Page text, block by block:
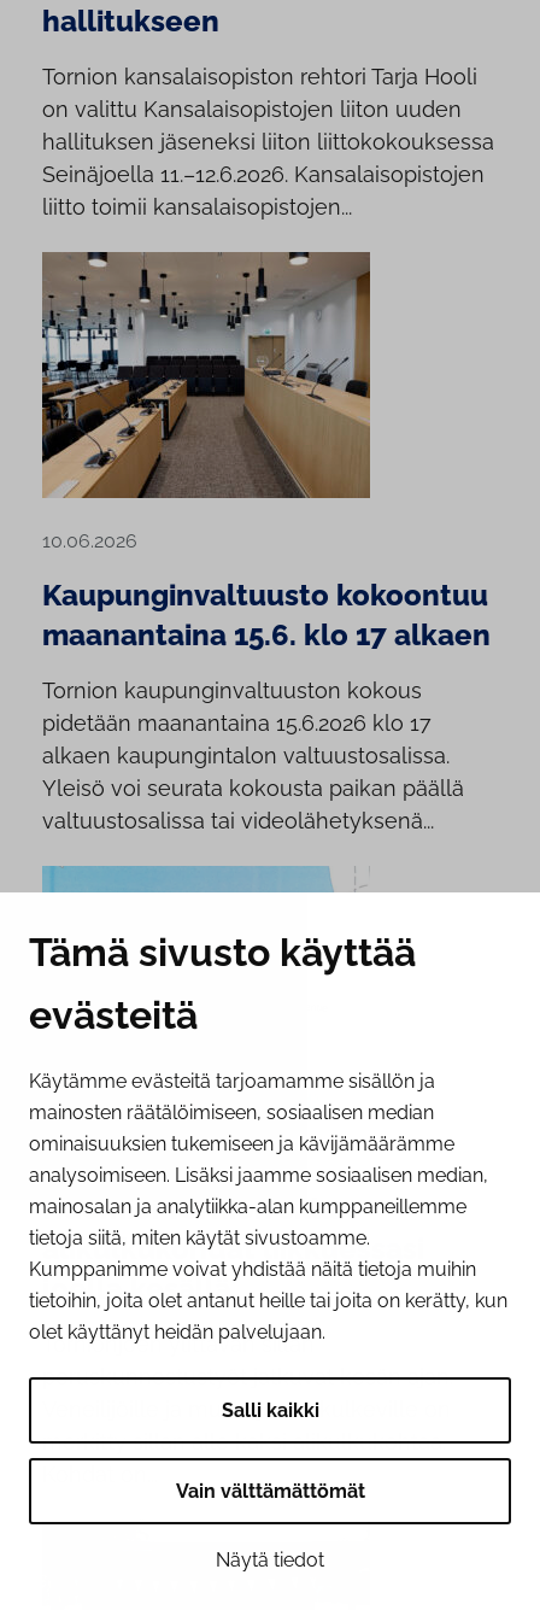
Tämä sivusto käyttää
evästeitä
Käytämme evästeitä tarjoamamme sisällön ja
mainosten räätälöimiseen, sosiaalisen median
ominaisuuksien tukemiseen ja kävijämäärämme
analysoimiseen. Lisäksi jaamme sosiaalisen median,
mainosalan ja analytiikka-alan kumppaneillemme
tietoja siitä, miten käytät sivustoamme.
Kumppanimme voivat yhdistää näitä tietoja muihin
tietoihin, joita olet antanut heille tai joita on kerätty, kun
olet käyttänyt heidän palvelujaan.
Salli kaikki
Vain välttämättömät
Näytä tiedot
hallitukseen
Tornion kansalaisopiston rehtori Tarja Hooli
on valittu Kansalaisopistojen liiton uuden
hallituksen jäseneksi liiton liittokokouksessa
Seinäjoella 11.–12.6.2026. Kansalaisopistojen
liitto toimii kansalaisopistojen...
10.06.2026
Kaupunginvaltuusto kokoontuu
maanantaina 15.6. klo 17 alkaen
Tornion kaupunginvaltuuston kokous
pidetään maanantaina 15.6.2026 klo 17
alkaen kaupungintalon valtuustosalissa.
Yleisö voi seurata kokousta paikan päällä
valtuustosalissa tai videolähetyksenä...
09.06.2026
Huomioi Tornion sillan
alikulkukohdat liikkuessasi
joella kesällä
Tornionjoen ylittävän sillan
peruskunnostustyöt jatkuvat kesän ajan.
Veneilijöille ja muille joella kulkeville on
merkitty sillan alle kaksi alikulkukohtaa.